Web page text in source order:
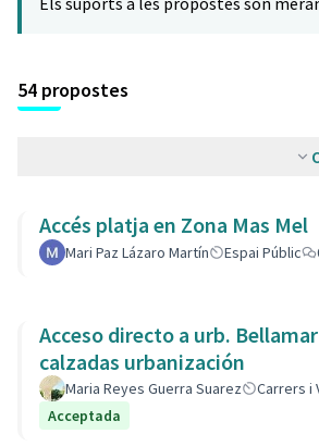
54 propostes
Accés platja en Zona Mas Mel
Mari Paz Lázaro Martín Espai Públic
Acceso directo a urb.
calzadas urbanización
Maria Reyes Guerra Suarez Carrers i
Acceptada